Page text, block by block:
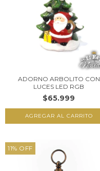
ADORNO ARBOLITO CON
LUCES LED RGB
$65.999
11% OFF